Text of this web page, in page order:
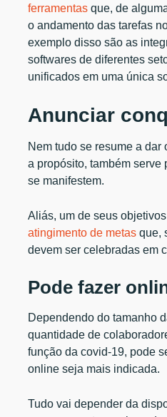
ferramentas que, de
o andamento das tarefas
exemplo disso são as
softwares de diferentes
unificados em uma única
Anunciar
Nem tudo se resume a dar
a propósito, também
se manifestem.
Aliás, um de seus
atingimento de metas que,
devem ser celebradas em
Pode fazer
Dependendo do tamanho
quantidade de
função da covid-19, pode
online seja mais indicada.
Tudo vai depender da